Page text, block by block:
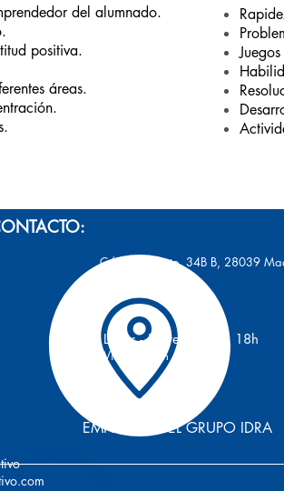
del alumnado.
positiva.
áreas.
C/San Restituto, 34B B, 28039
Lunes - Jueves: 10h a 18h
Viernes: 10h a 14.30h
EMPRESAS DEL GRUPO IDRA